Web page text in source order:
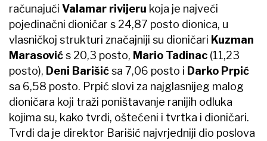
računajući Valamar rivijeru koja je najveći
pojedinačni dioničar s 24,87 posto dionica, u
vlasničkoj strukturi značajniji su dioničari Kuzman
Marasovićs 20,3 posto, Mario Tadinac (11,23
posto), Deni Barišićsa 7,06 posto i Darko Prpić
sa 6,58 posto. Prpić slovi za najglasnijeg malog
dioničara koji traži poništavanje ranijih odluka
kojima su, kako tvrdi, oštećeni i tvrtka i dioničari.
Tvrdi da je direktor Barišić najvrjedniji dio poslova